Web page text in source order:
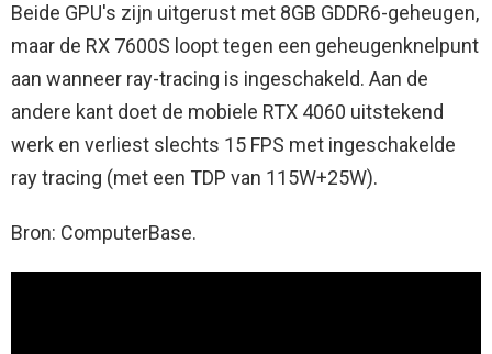
Beide GPU's zijn uitgerust met 8GB GDDR6-geheugen,
maar de RX 7600S loopt tegen een geheugenknelpunt
aan wanneer ray-tracing is ingeschakeld. Aan de
andere kant doet de mobiele RTX 4060 uitstekend
werk en verliest slechts 15 FPS met ingeschakelde
ray tracing (met een TDP van 115W+25W).
Bron: ComputerBase.